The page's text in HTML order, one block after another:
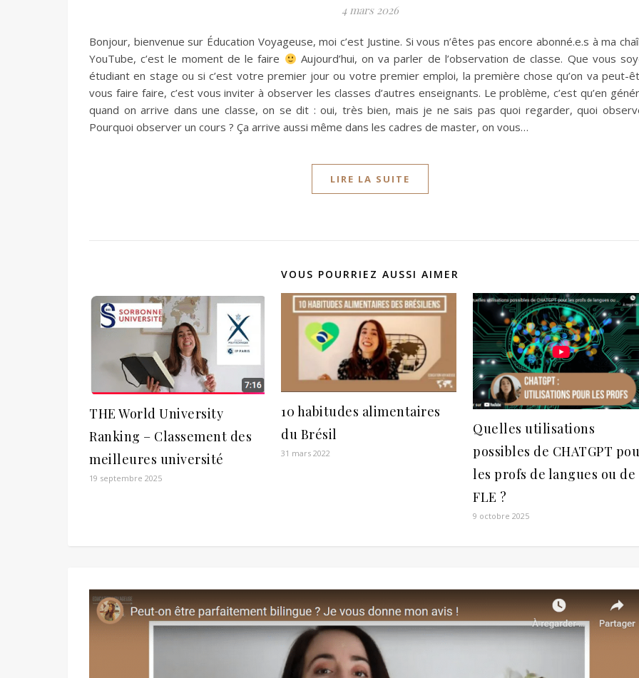
4 mars 2026
Bonjour, bienvenue sur Éducation Voyageuse, moi c’est Justine. Si vous n’êtes pas encore abonné.e.s à ma
YouTube, c’est le moment de le faire
Aujourd’hui, on va parler de l’observation de classe. Que vous
étudiant en stage ou si c’est votre premier jour ou votre premier emploi, la première chose qu’on va peut-
vous faire faire, c’est vous inviter à observer les classes d’autres enseignants. Le problème, c’est qu’en
quand on arrive dans une classe, on se dit : oui, très bien, mais je ne sais pas quoi regarder, quoi
Pourquoi observer un cours ? Ça arrive aussi même dans les cadres de master, on vous…
LIRE LA SUITE
VOUS POURRIEZ AUSSI AIMER
THE World University
Ranking – Classement des
meilleures université
19 septembre 2025
10 habitudes alimentaires
du Brésil
31 mars 2022
Quelles utilisations
possibles de CHATGPT
les profs de langues ou de
FLE ?
9 octobre 2025